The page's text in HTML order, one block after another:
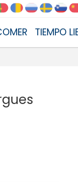
TIEMPO